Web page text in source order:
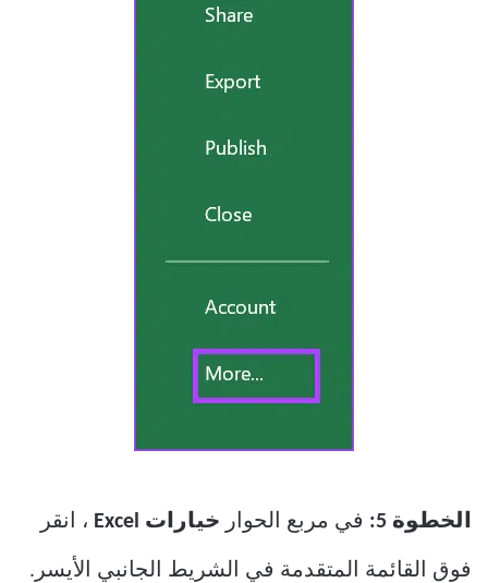
الخطوة 5: في مربع الحوار خيارات Excel ، انقر
فوق القائمة المتقدمة في الشريط الجانبي الأيسر.